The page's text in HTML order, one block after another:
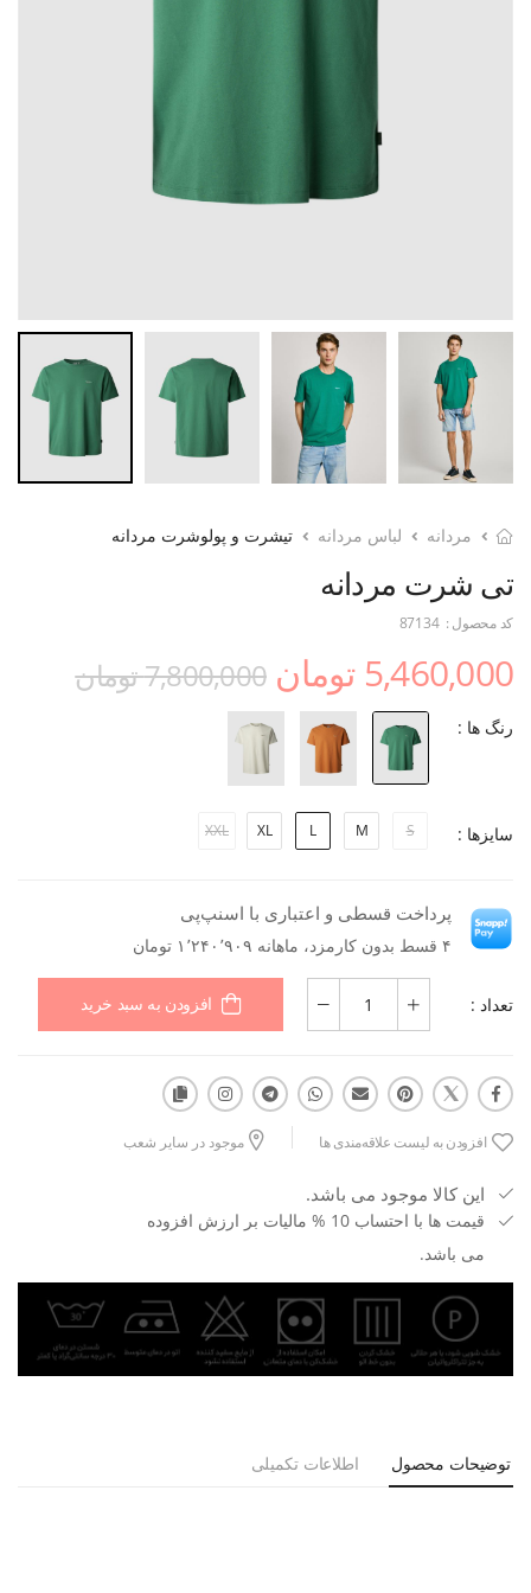
مردانه لباس مردانه تیشرت و پولوشرت مردانه
تی شرت مردانه
کد محصول : 87134
5,460,000 تومان 7,800,000 تومان
رنگ ها :
سایزها : S
M
L
XL
XXL
پرداخت قسطی و اعتباری با اسنپ‌پی
۴ قسط بدون کارمزد، ماهانه ۱٬۲۴۰٬۹۰۹ تومان
تعداد : افزودن به سبد خرید
افزودن به لیست علاقه‌مندی ها موجود در سایر شعب
این کالا موجود می باشد.
قیمت ها با احتساب 10 % مالیات بر ارزش افزوده
می باشد.
توضیحات محصول اطلاعات تکمیلی